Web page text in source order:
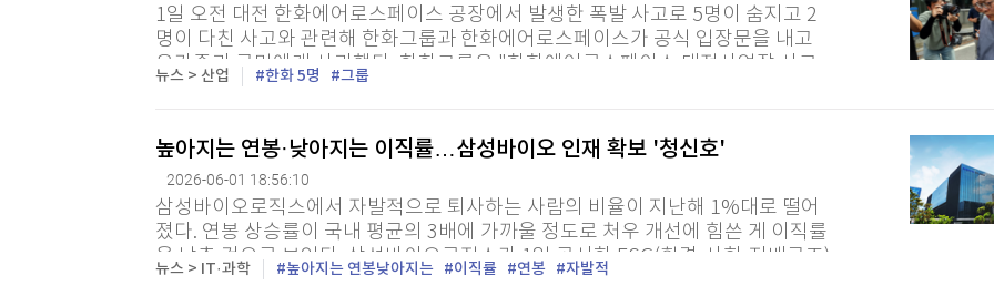
1일 오전 대전 한화에어로스페이스 공장에서 발생한 폭발 사고로 5명이 숨지고 2
명이 다친 사고와 관련해 한화그룹과 한화에어로스페이스가 공식 입장문을 내고
유가족과 국민에게 사과했다. 한화그룹은 "한화에어로스페이스 대전사업장 사고
로 숨진 직원과 유가족, 부상 직원, 지역 주민과 국민 여러분께 머리 숙여...
뉴스 > 산업 한화 5명 그룹
높아지는 연봉·낮아지는 이직률…삼성바이오 인재 확보 '청신호'
2026-06-01 18:56:10
삼성바이오로직스에서 자발적으로 퇴사하는 사람의 비율이 지난해 1%대로 떨어
졌다. 연봉 상승률이 국내 평균의 3배에 가까울 정도로 처우 개선에 힘쓴 게 이직률
을 낮춘 것으로 보인다. 삼성바이오로직스가 1일 공시한 ESG(환경·사회·지배구조)
보고서에 따르면 이 회사의 자발적 이직률은 지난해 1.9%였다. 이 회사의...
뉴스 > IT·과학 높아지는 연봉낮아지는 이직률 연봉 자발적